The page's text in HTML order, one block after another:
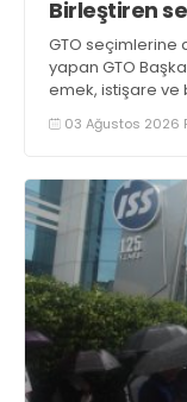
Birleştiren
GTO seçimlerine
yapan GTO
emek, istişare ve
günlerine kadar
olacaklarını
03 Ağustos 2026